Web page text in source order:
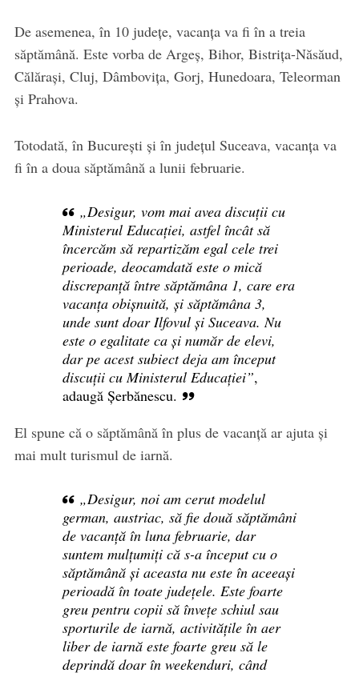
De asemenea, în 10 judeţe, vacanţa va fi în a treia
săptămână. Este vorba de Argeş, Bihor, Bistriţa-Năsăud,
Călăraşi, Cluj, Dâmboviţa, Gorj, Hunedoara, Teleorman
şi Prahova.
Totodată, în Bucureşti şi în judeţul Suceava, vacanţa va
fi în a doua săptămână a lunii februarie.
„Desigur, vom mai avea discuții cu
Ministerul Educației, astfel încât să
încercăm să repartizăm egal cele trei
perioade, deocamdată este o mică
discrepanță între săptămâna 1, care era
vacanța obișnuită, și săptămâna 3,
unde sunt doar Ilfovul și Suceava. Nu
este o egalitate ca și număr de elevi,
dar pe acest subiect deja am început
discuții cu Ministerul Educației”,
adaugă Șerbănescu.
El spune că o săptămână în plus de vacanță ar ajuta și
mai mult turismul de iarnă.
„Desigur, noi am cerut modelul
german, austriac, să fie două săptămâni
de vacanță în luna februarie, dar
suntem mulțumiți că s-a început cu o
săptămână și aceasta nu este în aceeași
perioadă în toate județele. Este foarte
greu pentru copii să învețe schiul sau
sporturile de iarnă, activitățile în aer
liber de iarnă este foarte greu să le
deprindă doar în weekenduri, când